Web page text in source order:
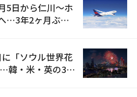
5日から仁川〜ホ
…3年2ヶ月ぶり
「ソウル世界花
韓・米・英の3カ